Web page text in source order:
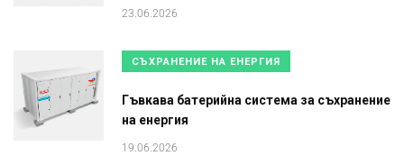
23.06.2026
СЪХРАНЕНИЕ НА ЕНЕРГИЯ
Гъвкава батерийна система за съхранение
на енергия
19.06.2026